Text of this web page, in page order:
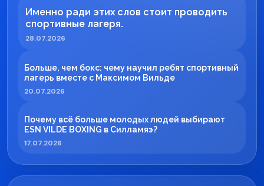
Именно ради этих слов стоит проводить
спортивные лагеря.
28.07.2026
Больше, чем бокс: чему научил ребят спортивный
лагерь вместе с Максимом Вильде
20.07.2026
Почему всё больше молодых людей выбирают
ESN VILDE BOXING в Силламяэ?
17.07.2026